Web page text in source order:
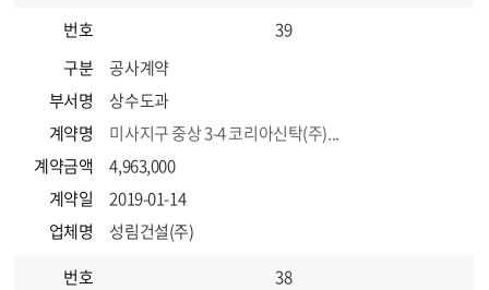
번호
39
구분
공사계약
부서명
상수도과
계약명
미사지구 중상 3-4 코리아신탁(주)...
계약금액
4,963,000
계약일
2019-01-14
업체명
성림건설(주)
번호
38